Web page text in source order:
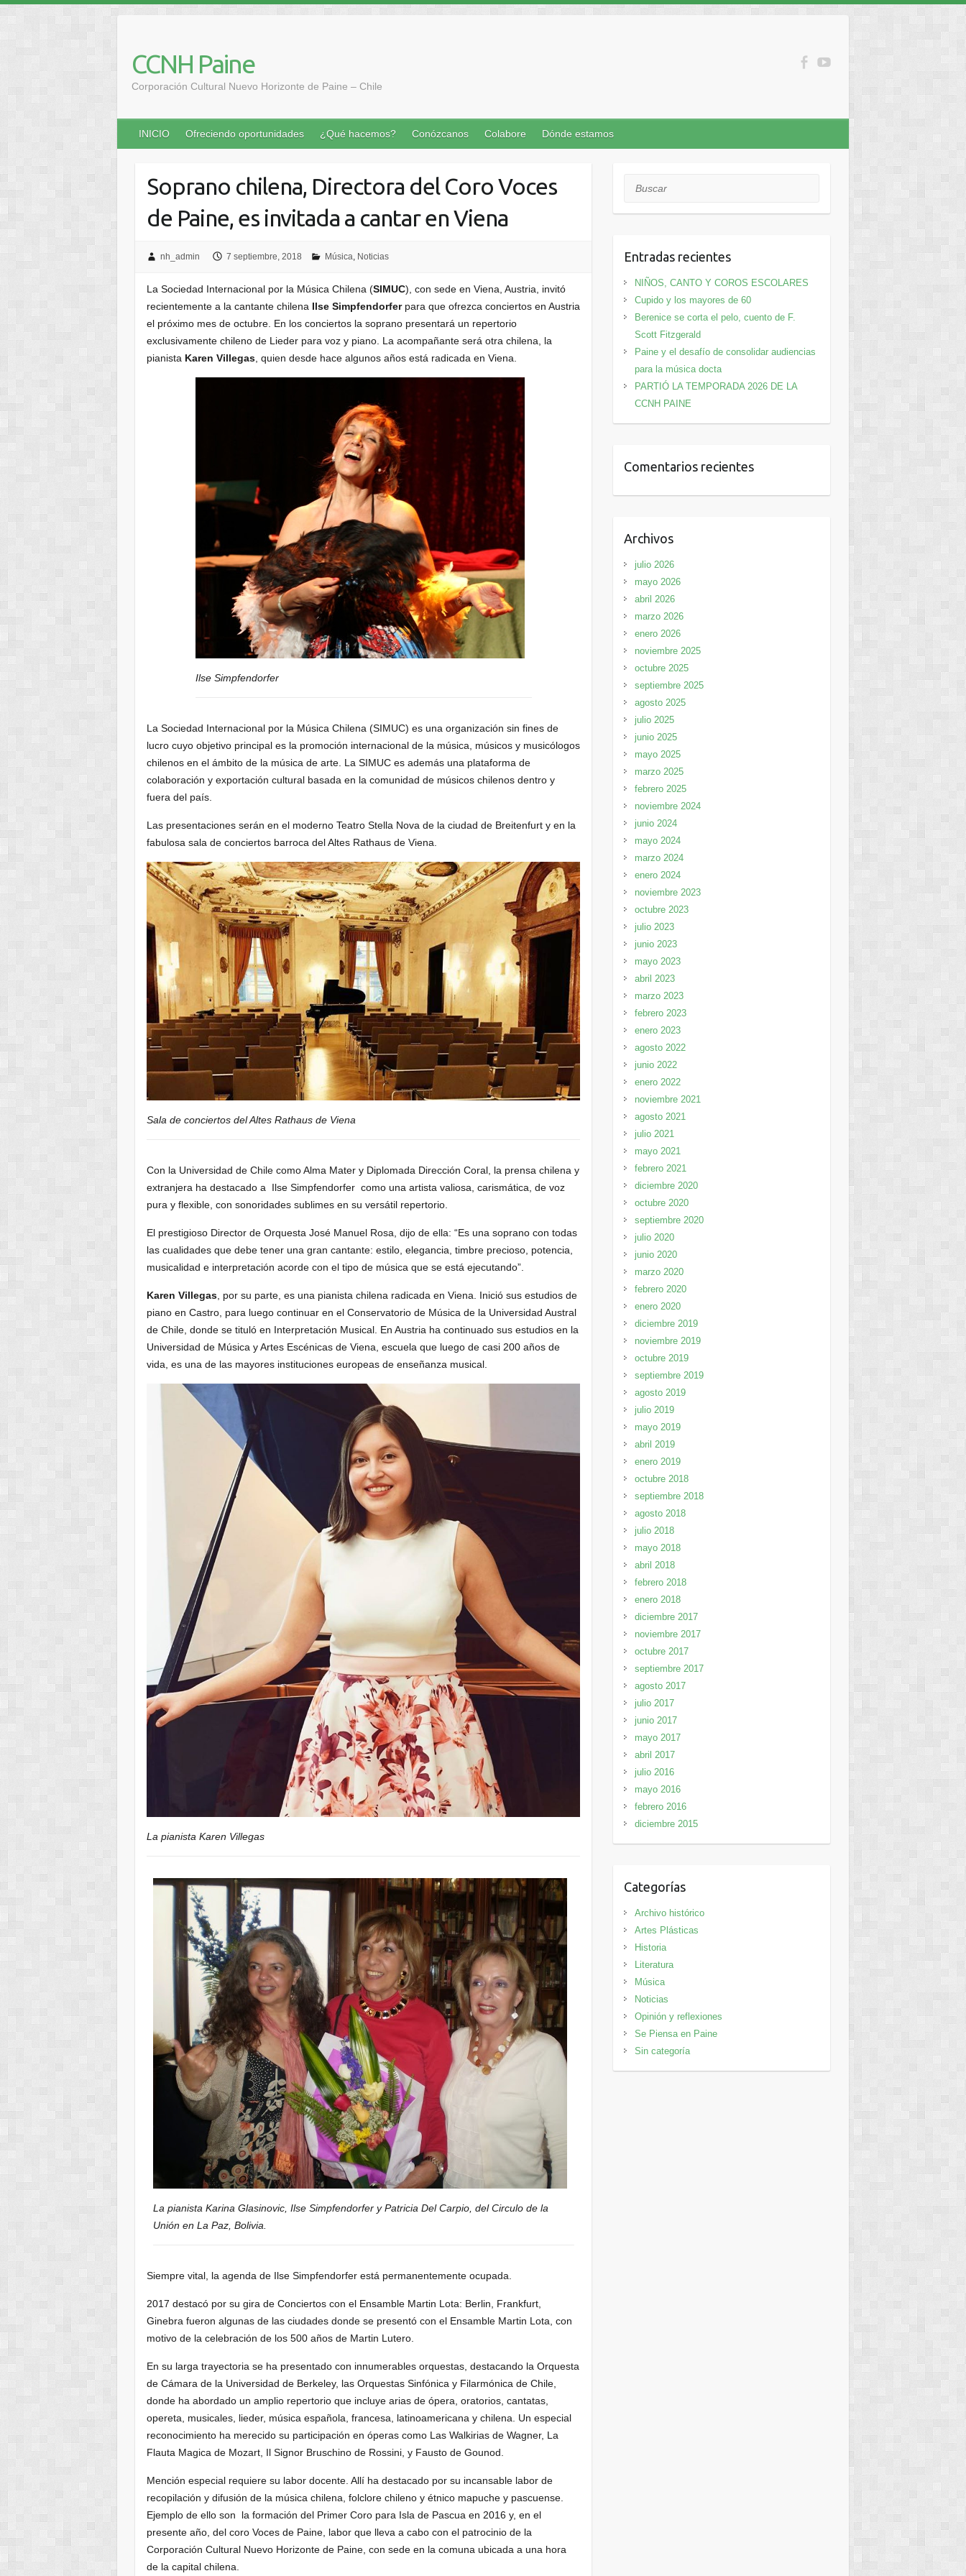
contenido
CCNH Paine
Corporación Cultural Nuevo Horizonte de Paine – Chile
INICIO Ofreciendo oportunidades ¿Qué hacemos? Conózcanos Colabore Dónde estamos
Soprano chilena, Directora del Coro Voces
de Paine, es invitada a cantar en Viena
nh_admin 7 septiembre, 2018 Música, Noticias
La Sociedad Internacional por la Música Chilena (SIMUC), con sede en Viena, Austria, invitó
recientemente a la cantante chilena Ilse Simpfendorferpara que ofrezca conciertos en Austria
el próximo mes de octubre. En los conciertos la soprano presentará un repertorio
exclusivamente chileno de Lieder para voz y piano. La acompañante será otra chilena, la
pianista Karen Villegas , quien desde hace algunos años está radicada en Viena.
Ilse Simpfendorfer
La Sociedad Internacional por la Música Chilena (SIMUC) es una organización sin fines de
lucro cuyo objetivo principal es la promoción internacional de la música, músicos y musicólogos
chilenos en el ámbito de la música de arte. La SIMUC es además una plataforma de
colaboración y exportación cultural basada en la comunidad de músicos chilenos dentro y
fuera del país.
Las presentaciones serán en el moderno Teatro Stella Nova de la ciudad de Breitenfurt y en la
fabulosa sala de conciertos barroca del Altes Rathaus de Viena.
Sala de conciertos del Altes Rathaus de Viena
Con la Universidad de Chile como Alma Mater y Diplomada Dirección Coral, la prensa chilena y
extranjera ha destacado a Ilse Simpfendorfer como una artista valiosa, carismática, de voz
pura y flexible, con sonoridades sublimes en su versátil repertorio.
El prestigioso Director de Orquesta José Manuel Rosa, dijo de ella: “Es una soprano con todas
las cualidades que debe tener una gran cantante: estilo, elegancia, timbre precioso, potencia,
musicalidad e interpretación acorde con el tipo de música que se está ejecutando”.
Karen Villegas , por su parte, es una pianista chilena radicada en Viena. Inició sus estudios de
piano en Castro, para luego continuar en el Conservatorio de Música de la Universidad Austral
de Chile, donde se tituló en Interpretación Musical. En Austria ha continuado sus estudios en la
Universidad de Música y Artes Escénicas de Viena, escuela que luego de casi 200 años de
vida, es una de las mayores instituciones europeas de enseñanza musical.
La pianista Karen Villegas
La pianista Karina Glasinovic, Ilse Simpfendorfer y Patricia Del Carpio, del Circulo de la
Unión en La Paz, Bolivia.
Siempre vital, la agenda de Ilse Simpfendorfer está permanentemente ocupada.
2017 destacó por su gira de Conciertos con el Ensamble Martin Lota: Berlin, Frankfurt,
Ginebra fueron algunas de las ciudades donde se presentó con el Ensamble Martin Lota, con
motivo de la celebración de los 500 años de Martin Lutero.
En su larga trayectoria se ha presentado con innumerables orquestas, destacando la Orquesta
de Cámara de la Universidad de Berkeley, las Orquestas Sinfónica y Filarmónica de Chile,
donde ha abordado un amplio repertorio que incluye arias de ópera, oratorios, cantatas,
opereta, musicales, lieder, música española, francesa, latinoamericana y chilena. Un especial
reconocimiento ha merecido su participación en óperas como Las Walkirias de Wagner, La
Flauta Magica de Mozart, Il Signor Bruschino de Rossini, y Fausto de Gounod.
Mención especial requiere su labor docente. Allí ha destacado por su incansable labor de
recopilación y difusión de la música chilena, folclore chileno y étnico mapuche y pascuense.
Ejemplo de ello son la formación del Primer Coro para Isla de Pascua en 2016 y, en el
presente año, del coro Voces de Paine, labor que lleva a cabo con el patrocinio de la
Corporación Cultural Nuevo Horizonte de Paine, con sede en la comuna ubicada a una hora
de la capital chilena.
Buscar
Entradas recientes
NIÑOS, CANTO Y COROS ESCOLARES
Cupido y los mayores de 60
Berenice se corta el pelo, cuento de F.
Scott Fitzgerald
Paine y el desafío de consolidar audiencias
para la música docta
PARTIÓ LA TEMPORADA 2026 DE LA
CCNH PAINE
Comentarios recientes
Archivos
julio 2026
mayo 2026
abril 2026
marzo 2026
enero 2026
noviembre 2025
octubre 2025
septiembre 2025
agosto 2025
julio 2025
junio 2025
mayo 2025
marzo 2025
febrero 2025
noviembre 2024
junio 2024
mayo 2024
marzo 2024
enero 2024
noviembre 2023
octubre 2023
julio 2023
junio 2023
mayo 2023
abril 2023
marzo 2023
febrero 2023
enero 2023
agosto 2022
junio 2022
enero 2022
noviembre 2021
agosto 2021
julio 2021
mayo 2021
febrero 2021
diciembre 2020
octubre 2020
septiembre 2020
julio 2020
junio 2020
marzo 2020
febrero 2020
enero 2020
diciembre 2019
noviembre 2019
octubre 2019
septiembre 2019
agosto 2019
julio 2019
mayo 2019
abril 2019
enero 2019
octubre 2018
septiembre 2018
agosto 2018
julio 2018
mayo 2018
abril 2018
febrero 2018
enero 2018
diciembre 2017
noviembre 2017
octubre 2017
septiembre 2017
agosto 2017
julio 2017
junio 2017
mayo 2017
abril 2017
julio 2016
mayo 2016
febrero 2016
diciembre 2015
Categorías
Archivo histórico
Artes Plásticas
Historia
Literatura
Música
Noticias
Opinión y reflexiones
Se Piensa en Paine
Sin categoría